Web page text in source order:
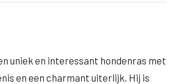
uniek en interessant hondenras met
en een charmant uiterlijk. Hij is